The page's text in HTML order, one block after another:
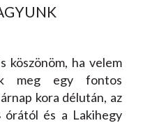
köszönöm, ha velem
meg egy fontos
kora délután, az
és a Lakihegy